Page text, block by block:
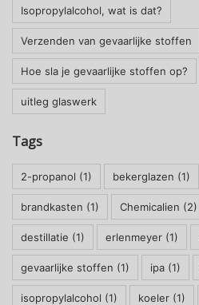
Isopropylalcohol, wat is dat?
Verzenden van gevaarlijke stoffen
Hoe sla je gevaarlijke stoffen op?
uitleg glaswerk
Tags
2-propanol (1) bekerglazen (1)
brandkasten (1) Chemicalien (2)
destillatie (1) erlenmeyer (1)
gevaarlijke stoffen (1) ipa (1)
isopropylalcohol (1) koeler (1)